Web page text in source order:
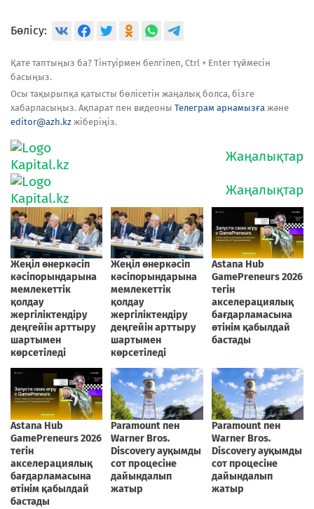
Бөлісу:
Қате таптыңыз ба? Тінтуірмен белгілеп, Ctrl + Enter түймесін
басыңыз.
Осы тақырыпқа қатысты бөлісетін жаңалық болса, бізге
хабарласыңыз. Ақпарат пен видеоны Телеграм арнамызға және
editor@azh.kz жіберіңіз.